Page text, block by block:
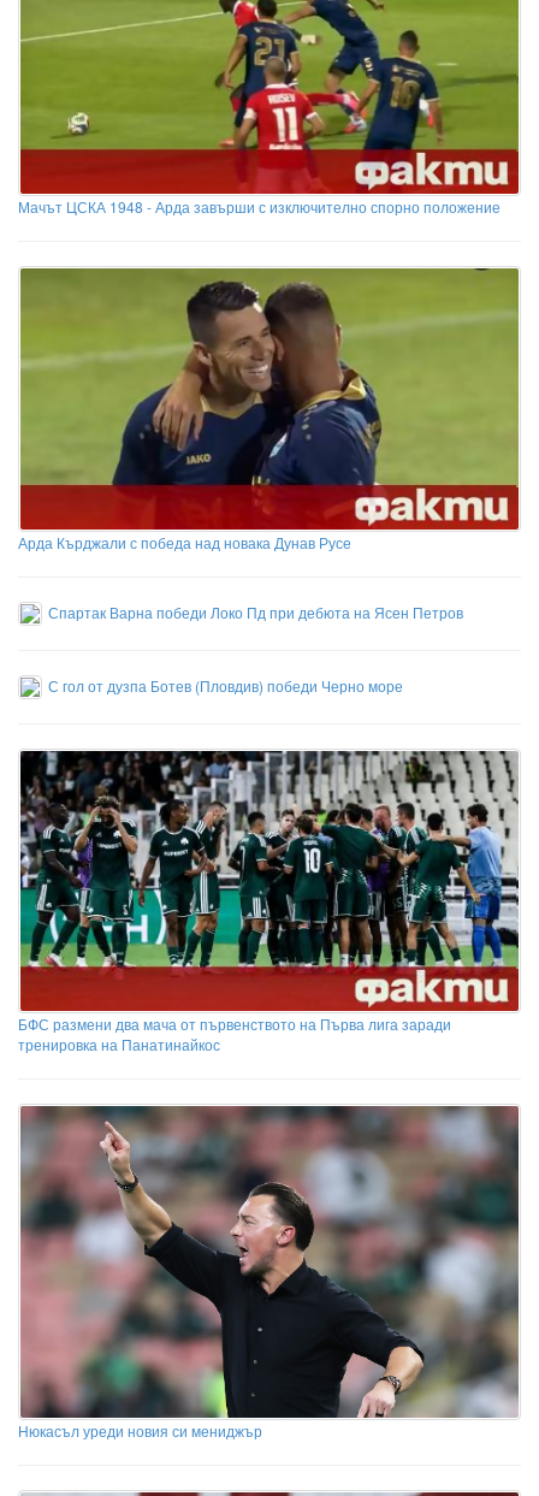
Мачът ЦСКА 1948 - Арда завърши с изключително спорно положение
Арда Кърджали с победа над новака Дунав Русе
Спартак Варна победи Локо Пд при дебюта на Ясен Петров
С гол от дузпа Ботев (Пловдив) победи Черно море
БФС размени два мача от първенството на Първа лига заради
тренировка на Панатинайкос
Нюкасъл уреди новия си мениджър